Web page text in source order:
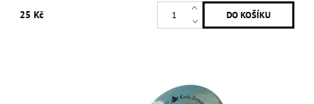
25 Kč